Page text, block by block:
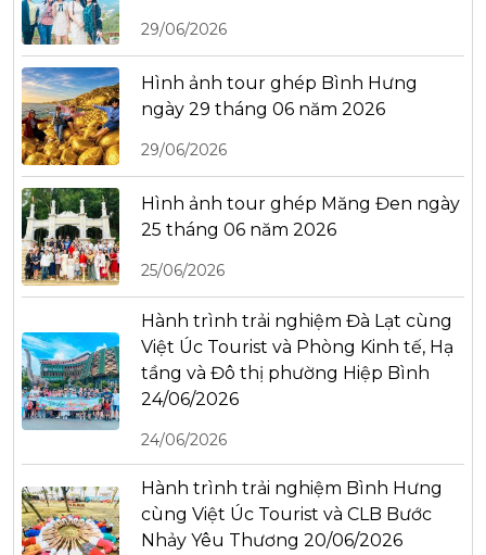
29/06/2026
Hình ảnh tour ghép Bình Hưng
ngày 29 tháng 06 năm 2026
29/06/2026
Hình ảnh tour ghép Măng Đen ngày
25 tháng 06 năm 2026
25/06/2026
Hành trình trải nghiệm Đà Lạt cùng
Việt Úc Tourist và Phòng Kinh tế, Hạ
tầng và Đô thị phường Hiệp Bình
24/06/2026
24/06/2026
Hành trình trải nghiệm Bình Hưng
cùng Việt Úc Tourist và CLB Bước
Nhảy Yêu Thương 20/06/2026